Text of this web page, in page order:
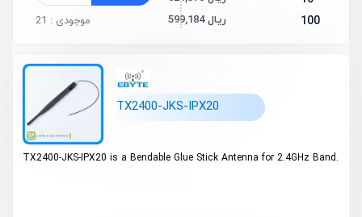
100 599,184 ریال موجودی : 21
TX2400-JKS-IPX20
TX2400-JKS-IPX20 is a Bendable Glue Stick Antenna for 2.4GHz Band.